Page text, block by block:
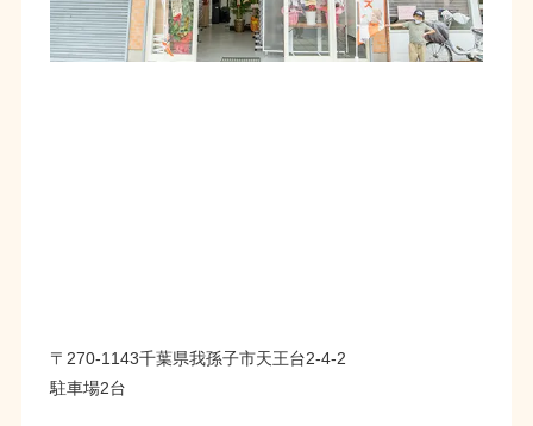
〒270-1143千葉県我孫子市天王台2-4-2
駐車場2台